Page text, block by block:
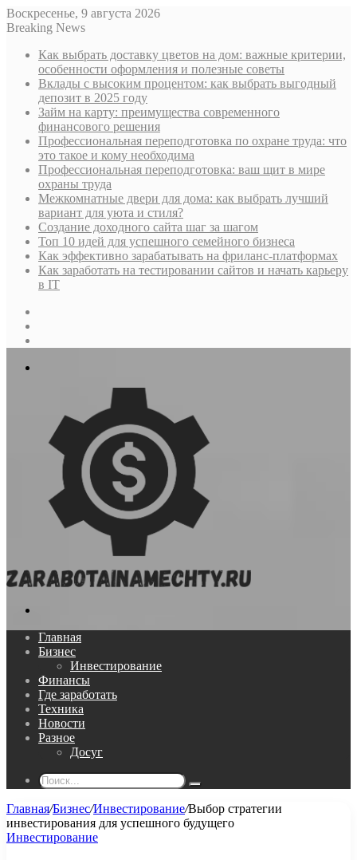
Воскресенье, 9 августа 2026
Breaking News
Как выбрать доставку цветов на дом: важные критерии,
особенности оформления и полезные советы
Вклады с высоким процентом: как выбрать выгодный
депозит в 2025 году
Займ на карту: преимущества современного
финансового решения
Профессиональная переподготовка по охране труда: что
это такое и кому необходима
Профессиональная переподготовка: ваш щит в мире
охраны труда
Межкомнатные двери для дома: как выбрать лучший
вариант для уюта и стиля?
Создание доходного сайта шаг за шагом
Топ 10 идей для успешного семейного бизнеса
Как эффективно зарабатывать на фриланс-платформах
Как заработать на тестировании сайтов и начать карьеру
в IT
Главная
Бизнес
Инвестирование
Финансы
Где заработать
Техника
Новости
Разное
Досуг
Поиск...
Главная/Бизнес/Инвестирование/Выбор стратегии
инвестирования для успешного будущего
Инвестирование